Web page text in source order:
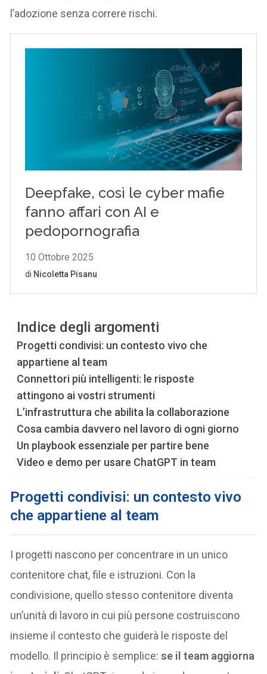
l’adozione senza correre rischi.
Indice degli argomenti
Progetti condivisi: un contesto vivo che
appartiene al team
Connettori più intelligenti: le risposte
attingono ai vostri strumenti
L’infrastruttura che abilita la collaborazione
Cosa cambia davvero nel lavoro di ogni giorno
Un playbook essenziale per partire bene
Video e demo per usare ChatGPT in team
Progetti condivisi: un contesto vivo
che appartiene al team
I progetti nascono per concentrare in un unico
contenitore chat, file e istruzioni. Con la
condivisione, quello stesso contenitore diventa
un’unità di lavoro in cui più persone costruiscono
insieme il contesto che guiderà le risposte del
modello. Il principio è semplice:se il team aggiorna